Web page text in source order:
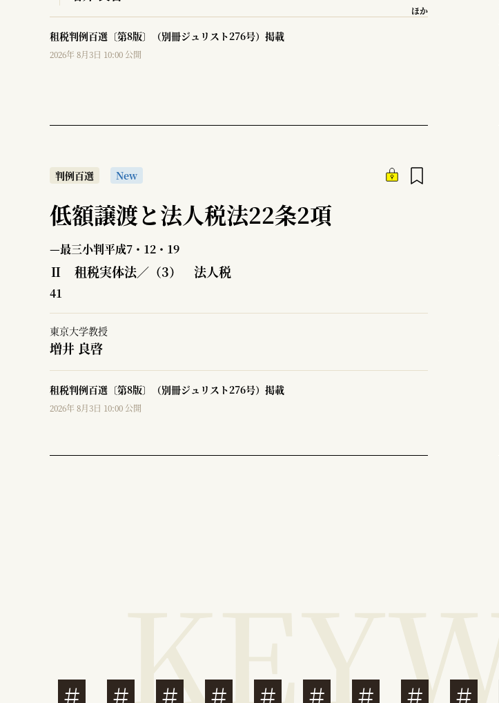
ほか
租税判例百選〔第8版〕（別冊ジュリスト276号）掲載
2026年 8月3日 10:00 公開
判例百選 New
低額譲渡と法人税法22条2項
—最三小判平成7・12・19
Ⅱ 租税実体法／（3） 法人税
41
東京大学教授
増井 良啓
租税判例百選〔第8版〕（別冊ジュリスト276号）掲載
2026年 8月3日 10:00 公開